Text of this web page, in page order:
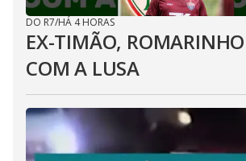
DO R7/HÁ 4 HORAS
EX-TIMÃO,
COM A LUSA